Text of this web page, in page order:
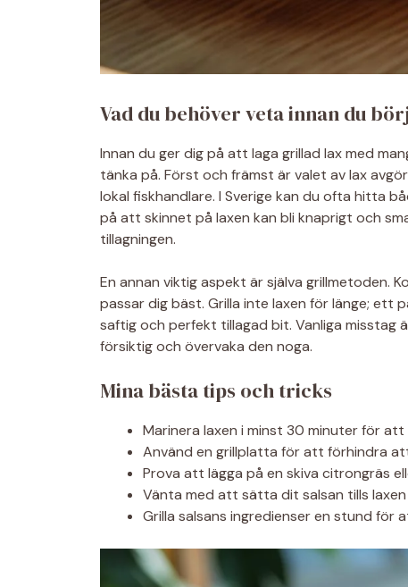
Vad du behöver veta innan du
Innan du ger dig på att laga grillad lax med
tänka på. Först och främst är valet av lax
lokal fiskhandlare. I Sverige kan du ofta hitta
på att skinnet på laxen kan bli knaprigt och
tillagningen.
En annan viktig aspekt är själva grillmetoden.
passar dig bäst. Grilla inte laxen för länge;
saftig och perfekt tillagad bit. Vanliga misstag
försiktig och övervaka den noga.
Mina bästa tips och tricks
Marinera laxen i minst 30 minuter för att
Använd en grillplatta för att förhindra
Prova att lägga på en skiva citrongräs
Vänta med att sätta dit salsan tills
Grilla salsans ingredienser en stund